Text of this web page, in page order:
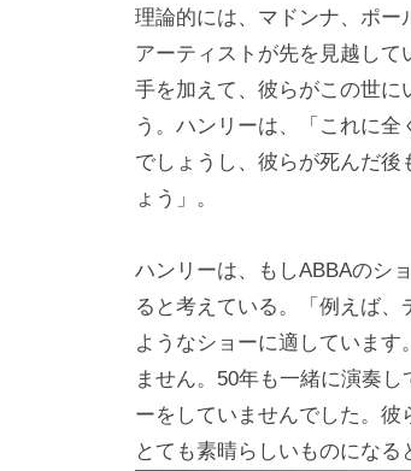
理論的には、マドンナ、ポ
アーティストが先を見越して
手を加えて、彼らがこの世に
う。ハンリーは、「これに
でしょうし、彼らが死んだ
ょう」。
ハンリーは、もしABBAのシ
ると考えている。「例えば
ようなショーに適していま
ません。50年も一緒に演奏
ーをしていませんでした。彼
とても素晴らしいものになる